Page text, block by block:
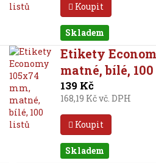
Koupit
Skladem
Etikety
matné, bílé,
139 Kč
168,19 Kč vč. DPH
Koupit
Skladem